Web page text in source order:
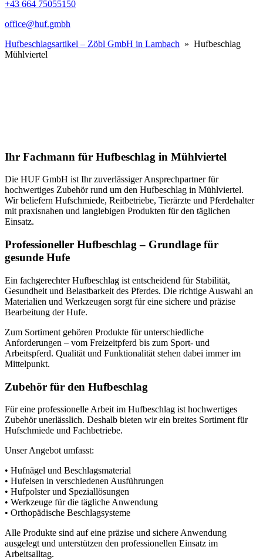
+43 664 75055150
office@huf.gmbh
Hufbeschlagsartikel – Zöbl GmbH in Lambach » Hufbeschlag
Mühlviertel
Ihr Fachmann für Hufbeschlag in Mühlviertel
Die HUF GmbH ist Ihr zuverlässiger Ansprechpartner für
hochwertiges Zubehör rund um den Hufbeschlag in Mühlviertel.
Wir beliefern Hufschmiede, Reitbetriebe, Tierärzte und Pferdehalter
mit praxisnahen und langlebigen Produkten für den täglichen
Einsatz.
Professioneller Hufbeschlag – Grundlage für
gesunde Hufe
Ein fachgerechter Hufbeschlag ist entscheidend für Stabilität,
Gesundheit und Belastbarkeit des Pferdes. Die richtige Auswahl an
Materialien und Werkzeugen sorgt für eine sichere und präzise
Bearbeitung der Hufe.
Zum Sortiment gehören Produkte für unterschiedliche
Anforderungen – vom Freizeitpferd bis zum Sport- und
Arbeitspferd. Qualität und Funktionalität stehen dabei immer im
Mittelpunkt.
Zubehör für den Hufbeschlag
Für eine professionelle Arbeit im Hufbeschlag ist hochwertiges
Zubehör unerlässlich. Deshalb bieten wir ein breites Sortiment für
Hufschmiede und Fachbetriebe.
Unser Angebot umfasst:
• Hufnägel und Beschlagsmaterial
• Hufeisen in verschiedenen Ausführungen
• Hufpolster und Speziallösungen
• Werkzeuge für die tägliche Anwendung
• Orthopädische Beschlagsysteme
Alle Produkte sind auf eine präzise und sichere Anwendung
ausgelegt und unterstützen den professionellen Einsatz im
Arbeitsalltag.